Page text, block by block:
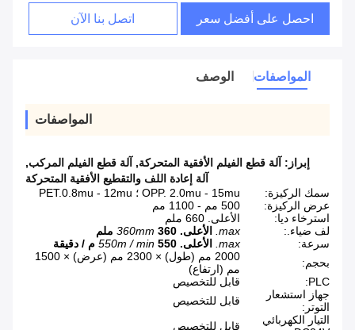
احصل على أفضل سعر اتصل بنا الآن
المواصفات الوصف
المواصفات
إبراز: آلة قطع الفيلم الأفقية المتحركة, آلة قطع الفيلم المركب,
آلة إعادة اللف والتقطيع الأفقية المتحركة
سمك الركيزة:
OPP. 2.0mu - 15mu ؛ PET.0.8mu - 12mu
عرض الركيزة:
500 مم - 1100 مم
استرخاء ديا:
الأعلى. 660 ملم
لف ضياء.:
max. الأعلى. 360mm 360 ملم
سرعة:
max. الأعلى. 550m / min 550 م / دقيقة
بحجم:
2000 مم (طول) × 2300 مم (عرض) × 1500
مم (ارتفاع)
PLC:
قابل للتخصيص
جهاز استشعار
التوتر:
قابل للتخصيص
التيار الكهربائي
قابل للتخصيص